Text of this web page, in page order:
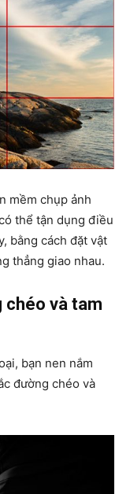
mềm chụp ảnh
thể tận dụng điều
bằng cách đặt vật
thẳng giao nhau.
chéo và tam
bạn nen nắm
đường chéo và